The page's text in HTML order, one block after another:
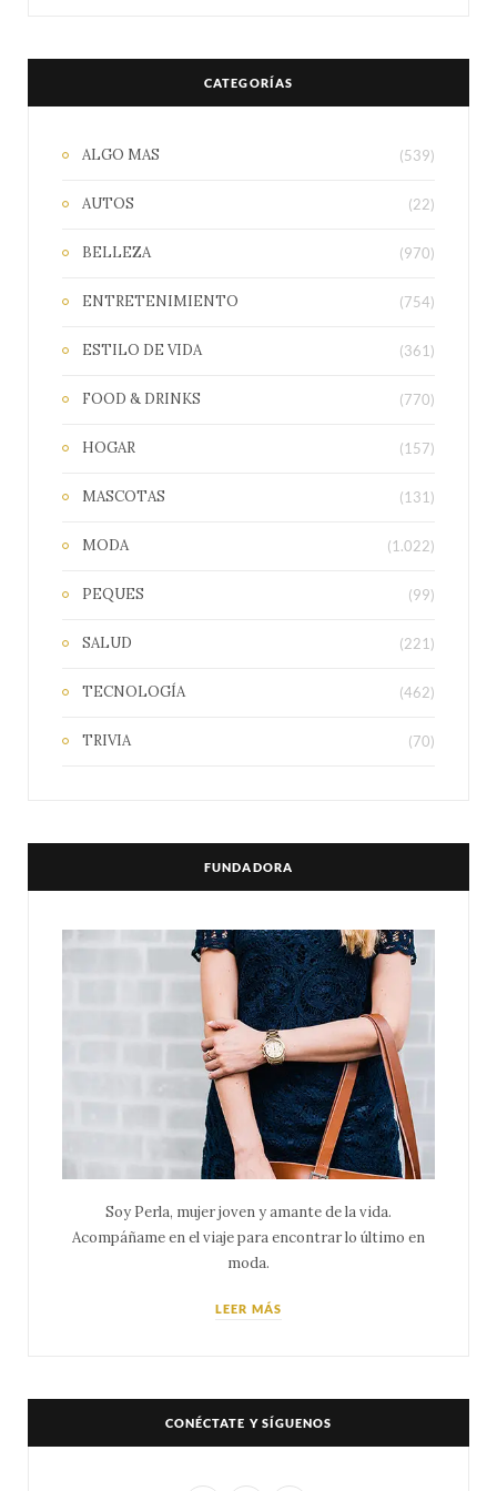
CATEGORÍAS
ALGO MAS (539)
AUTOS (22)
BELLEZA (970)
ENTRETENIMIENTO (754)
ESTILO DE VIDA (361)
FOOD & DRINKS (770)
HOGAR (157)
MASCOTAS (131)
MODA (1.022)
PEQUES (99)
SALUD (221)
TECNOLOGÍA (462)
TRIVIA (70)
FUNDADORA
Soy Perla, mujer joven y amante de la vida.
Acompáñame en el viaje para encontrar lo último en
moda.
LEER MÁS
CONÉCTATE Y SÍGUENOS